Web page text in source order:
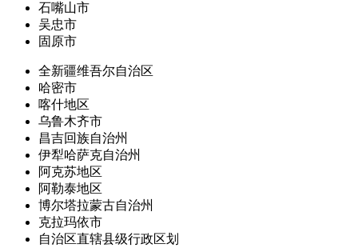
石嘴山市
吴忠市
固原市
全新疆维吾尔自治区
哈密市
喀什地区
乌鲁木齐市
昌吉回族自治州
伊犁哈萨克自治州
阿克苏地区
阿勒泰地区
博尔塔拉蒙古自治州
克拉玛依市
自治区直辖县级行政区划